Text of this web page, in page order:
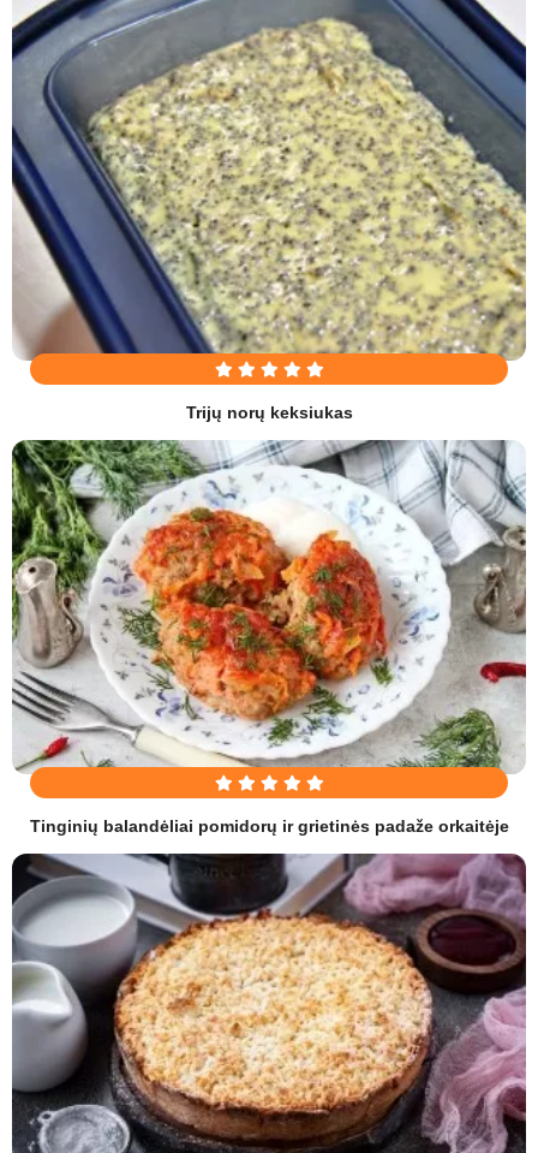
Trijų norų keksiukas
Tinginių balandėliai pomidorų ir grietinės padaže orkaitėje